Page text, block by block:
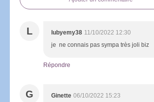
L lubyemy38 11/10/2022 12:30
je ne connais pas sympa très joli biz
Répondre
G Ginette 06/10/2022 15:23